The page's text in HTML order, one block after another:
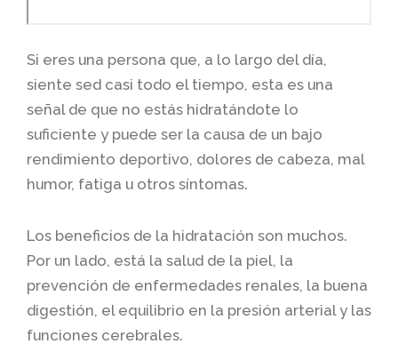
Si eres una persona que, a lo largo del día,
siente sed casi todo el tiempo, esta es una
señal de que no estás hidratándote lo
suficiente y puede ser la causa de un bajo
rendimiento deportivo, dolores de cabeza, mal
humor, fatiga u otros síntomas.
Los beneficios de la hidratación son muchos.
Por un lado, está la salud de la piel, la
prevención de enfermedades renales, la buena
digestión, el equilibrio en la presión arterial y las
funciones cerebrales.